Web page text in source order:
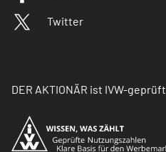
Twitter
DER AKTIONÄR ist IVW-geprüft